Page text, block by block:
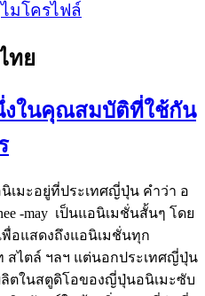
ไมโครไฟล์
ทย
งในคุณสมบัติที่ใช้กัน
เมะอยู่ที่ประเทศญี่ปุ่น คำว่า อ
-may เป็นแอนิเมชั่นสั้นๆ โดย
อแสดงถึงแอนิเมชั่นทุก
สไตล์ ฯลฯ แต่นอกประเทศญี่ปุ่น
ตในสตูดิโอของญี่ปุ่นอนิเมะซับ